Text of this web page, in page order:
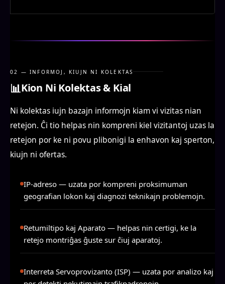
02 — INFORMOJ, KIUJN NI KOLEKTAS
📊Kion Ni Kolektas & Kial
Ni kolektas iujn bazajn informojn kiam vi vizitas nian
retejon. Ĉi tio helpas nin kompreni kiel vizitantoj uzas la
retejon por ke ni povu plibonigi la enhavon kaj sperton,
kiujn ni ofertas.
IP-adreso — uzata por kompreni proksimuman
geografian lokon kaj diagnozi teknikajn problemojn.
Retumiltipo kaj Aparato — helpas nin certigi, ke la
retejo montriĝas ĝuste sur ĉiuj aparatoj.
Interreta Servoprovizanto (ISP) — uzata por analizo kaj